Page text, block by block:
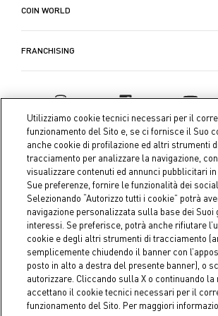
COIN WORLD
FRANCHISING
Coin S.p.A. Tax code / VAT number
€ 10.000.000,00 fully paid up
Company data Cookie Policy Privacy
Notice
Utilizziamo cookie tecnici necessari per il
funzionamento del Sito e, se ci fornisce il Suo
anche cookie di profilazione ed altri strumenti di
tracciamento per analizzare la navigazione,
visualizzare contenuti ed annunci pubblicitari
Sue preferenze, fornire le funzionalità dei social
Selezionando “Autorizzo tutti i cookie” potrà
navigazione personalizzata sulla base dei Suoi
interessi. Se preferisce, potrà anche rifiutare
cookie e degli altri strumenti di tracciamento
semplicemente chiudendo il banner con
posto in alto a destra del presente banner), o
autorizzare. Cliccando sulla X o continuando la
accettano il cookie tecnici necessari per il
funzionamento del Sito. Per maggiori